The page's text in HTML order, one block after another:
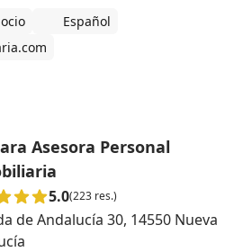
Español
Asesora Personal
5.0(223 res.)
de Andalucía 30, 14550 Nueva